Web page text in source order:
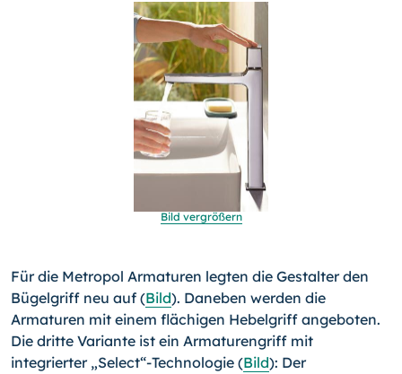
Bild vergrößern
Für die Metropol Armaturen legten die Gestalter den
Bügelgriff neu auf (Bild). Daneben werden die
Armaturen mit einem flächigen Hebelgriff angeboten.
Die dritte Variante ist ein Armaturengriff mit
integrierter „Select“-Technologie (Bild): Der